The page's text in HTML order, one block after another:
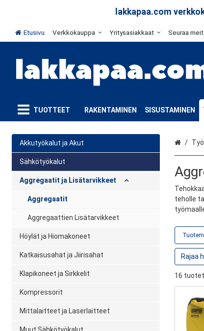
lakkapaa.com
Etusivu Verkkokauppa Yritysasiakkaat Seuraa
TUOTTEET RAKENTAMINEN SISUSTAMINEN
Akkutyökalut ja Akut
Sähkötyökalut
Aggregaatit ja Lisätarvikkeet
Aggregaatit
Aggregaattien Lisätarvikkeet
Höylät ja Hiomakoneet
Katkaisusahat ja Jiirisahat
Klapikoneet ja Sirkkelit
Kompressorit
Mittalaitteet ja Laserlaitteet
Muut Sähkötyökalut
Etusivu
teholle
16